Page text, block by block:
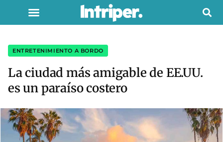
ENTRETENIMIENTO A BORDO
La ciudad más amigable de EE.UU.
es un paraíso costero